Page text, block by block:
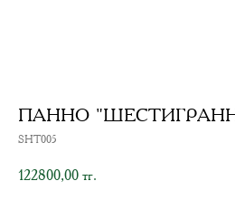
ПАННО
SHT005
122800,00 тг.